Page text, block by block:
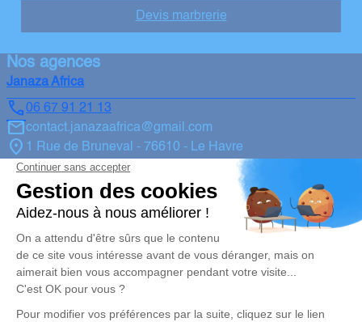
Devis marbrerie
Nos agences
Janaza Africa
06 67 91 21 13
contact.janazaafrica@gmail.com
1 Rue de Bruneval - 76610 - Le Havre
5/5 - 21 avis
Janaza Africa
contact.janazaafrica@gmail.com
2 Place des Anciens Combattants - 27950 - Saint-Marcel
Janaza Africa